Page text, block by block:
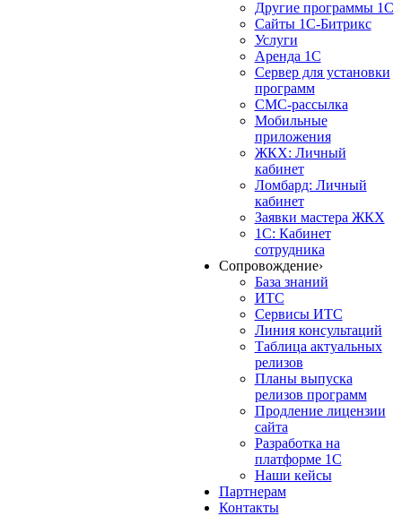
Другие программы 1С
Сайты 1С-Битрикс
Услуги
Аренда 1С
Сервер для установки
программ
СМС-рассылка
Мобильные
приложения
ЖКХ: Личный
кабинет
Ломбард: Личный
кабинет
Заявки мастера ЖКХ
1С: Кабинет
сотрудника
Сопровождение›
База знаний
ИТС
Сервисы ИТС
Линия консультаций
Таблица актуальных
релизов
Планы выпуска
релизов программ
Продление лицензии
сайта
Разработка на
платформе 1С
Наши кейсы
Партнерам
Контакты